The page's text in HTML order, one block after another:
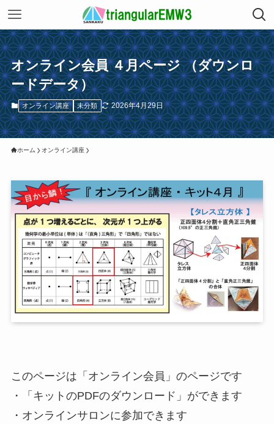
オンライン会員 ４月ページ （ダウンロ
ードデータ）
オンライン講座 未分類 2026年4月29日
ホーム オンライン講座
このページは「オンライン会員」のページです
・「キットのPDFのダウンロード」ができます
・オンラインサロンに参加できます